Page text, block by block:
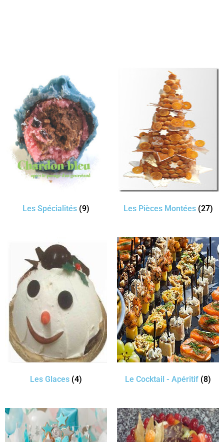
Les Spécialités (9) Les Pièces Montées (27)
Les Glaces (4) Le Cocktail - Apéritif (8)